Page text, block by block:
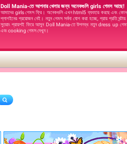
Doll Mania-তে আপনার খেলার জন্য অনেকগুলি girls গেমস আছে!
আমাদের girls গেমস ফ্রি। অনেকগুলি এখন html5 ব্যবহার করছে এবং
প্লাগইনের প্রয়োজন নেই। নতুন গেমস সর্বদা যোগ করা হচ্ছে, প্রায় প্রতি
সুতরাং প্রায়শই ফিরে আসুন Doll Mania-তে উপলব্ধ নতুন dress up
এবং cooking গেমস দেখুন।